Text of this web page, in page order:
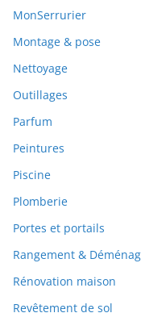
MonSerrurier
Montage & pose
Nettoyage
Outillages
Parfum
Peintures
Piscine
Plomberie
Portes et portails
Rangement &
Rénovation maison
Revêtement de sol